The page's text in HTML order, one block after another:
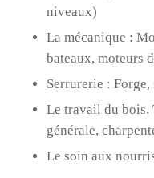
niveaux)
La mécanique :
bateaux, moteurs
Serrurerie :
Le travail du bois.
générale,
Le soin aux